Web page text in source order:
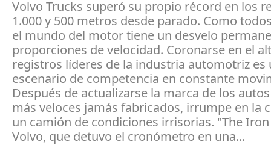
Volvo Trucks superó su propio récord en los
1.000 y 500 metros desde parado. Como
el mundo del motor tiene un desvelo
proporciones de velocidad. Coronarse en el
registros líderes de la industria automotriz es
escenario de competencia en constante
Después de actualizarse la marca de los
más veloces jamás fabricados, irrumpe en la
un camión de condiciones irrisorias. "The
Volvo, que detuvo el cronómetro en una...